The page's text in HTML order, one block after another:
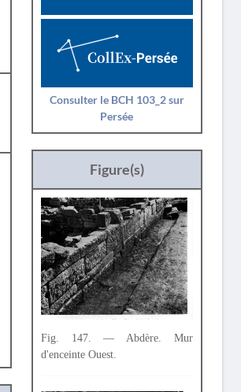
Consulter le BCH 103_2 sur
Persée
Figure(s)
Fig. 147. — Abdère. Mur
d'enceinte Ouest.